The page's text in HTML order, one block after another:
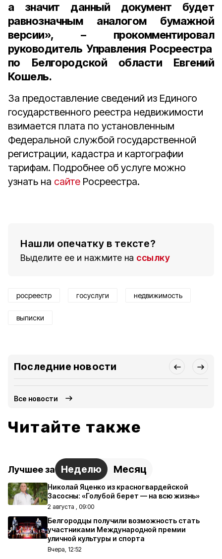
а значит данный документ будет
равнозначным аналогом бумажной
версии», – прокомментировал
руководитель Управления Росреестра
по Белгородской области Евгений
Кошель.
За предоставление сведений из Единого
государственного реестра недвижимости
взимается плата по установленным
Федеральной службой государственной
регистрации, кадастра и картографии
тарифам. Подробнее об услуге можно
узнать на сайте Росреестра.
Нашли опечатку в тексте?
Выделите ее и нажмите на ссылку
росреестр госуслуги недвижимость
выписки
Последние новости
Все новости
Читайте также
Лучшее за Неделю Месяц
Николай Яценко из красногвардейской
Засосны: «Голубой берет — на всю жизнь»
2 августа , 09:00
Белгородцы получили возможность стать
участниками Международной премии
уличной культуры и спорта
Вчера, 12:52